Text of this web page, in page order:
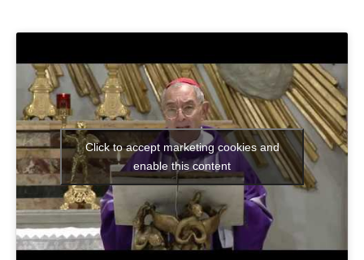
Click to accept marketing cookies and
enable this content